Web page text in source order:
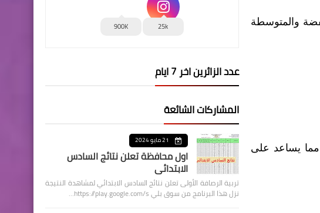
والمتوسطة
مما يساعد على
25k
900K
عدد الزائرين اخر 7 ايام
المشاركات الشائعة
21 مايو 2024
اول محافظة تعلن نتائج السادس
الابتدائي
تربية الرصافة الأولى تعلن نتائج السادس الابتدائي لمشاهدة النتيجة
نزل هذا البرنامج من سوق بلي https://play.google.com/s…